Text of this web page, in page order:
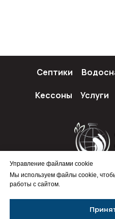
Управление файлами cookie
Мы используем файлы cookie,
работы с сайтом.
Септики
Кессоны Услуги
Политика